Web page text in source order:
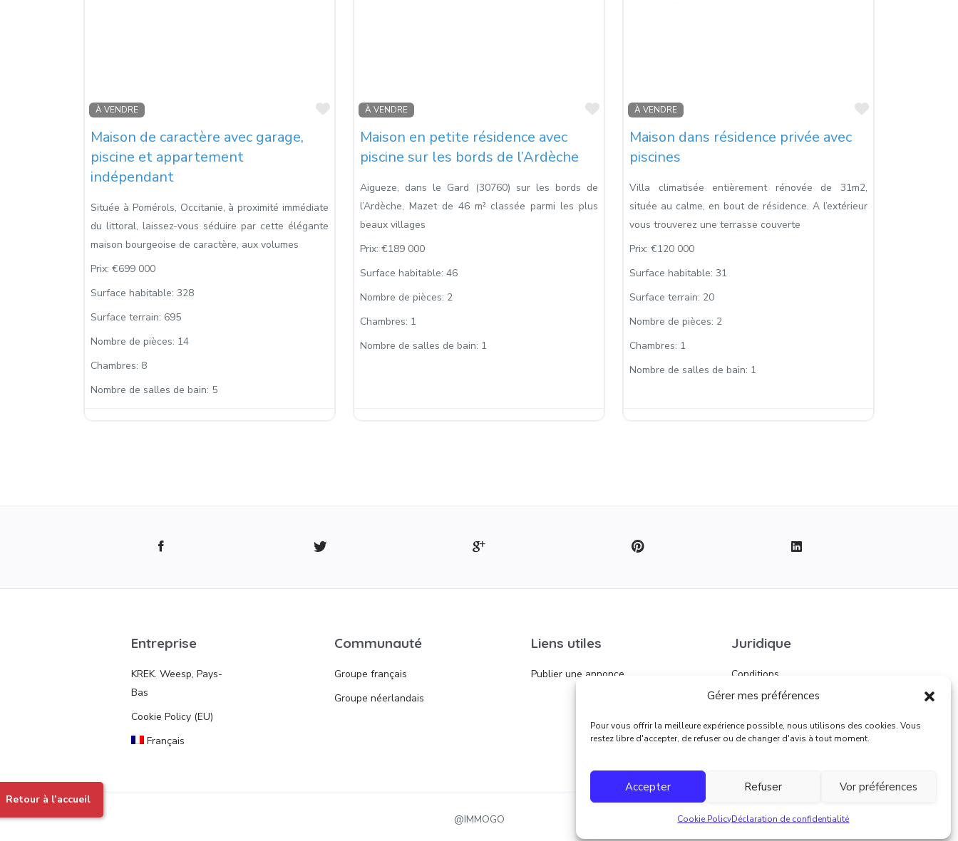
Gérer mes préférences
Pour vous offrir la meilleure expérience possible, nous utilisons des cookies. Vous
restez libre d'accepter, de refuser ou de changer d'avis à tout moment.
Accepter Refuser Vor préférences
Cookie PolicyDéclaration de confidentialité
À VENDRE
Favoris
Maison de caractère avec garage,
piscine et appartement
indépendant
Située à Pomérols, Occitanie, à proximité immédiate
du littoral, laissez-vous séduire par cette élégante
maison bourgeoise de caractère, aux volumes
Prix: €699 000
Surface habitable: 328
Surface terrain: 695
Nombre de pièces: 14
Chambres: 8
Nombre de salles de bain: 5
À VENDRE
Favoris
Maison en petite résidence avec
piscine sur les bords de l’Ardèche
Aigueze, dans le Gard (30760) sur les bords de
l’Ardèche, Mazet de 46 m² classée parmi les plus
beaux villages
Prix: €189 000
Surface habitable: 46
Nombre de pièces: 2
Chambres: 1
Nombre de salles de bain: 1
À VENDRE
Favoris
Maison dans résidence privée avec
piscines
Villa climatisée entièrement rénovée de 31m2,
située au calme, en bout de résidence. A l’extérieur
vous trouverez une terrasse couverte
Prix: €120 000
Surface habitable: 31
Surface terrain: 20
Nombre de pièces: 2
Chambres: 1
Nombre de salles de bain: 1
Entreprise
KREK. Weesp, Pays-
Bas
Cookie Policy (EU)
Français
Communauté
Groupe français
Groupe néerlandais
Liens utiles
Publier une annonce
Juridique
Conditions
d’utilisation
@IMMOGO
Retour à l’accueil